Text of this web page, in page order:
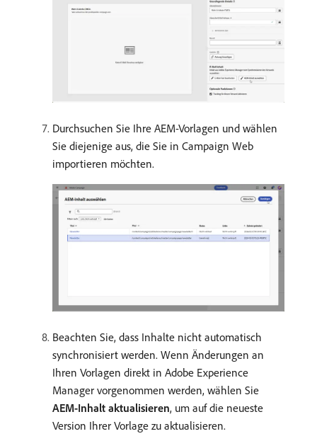
Durchsuchen Sie Ihre AEM-Vorlagen und wählen
Sie diejenige aus, die Sie in Campaign Web
importieren möchten.
Beachten Sie, dass Inhalte nicht automatisch
synchronisiert werden. Wenn Änderungen an
Ihren Vorlagen direkt in Adobe Experience
Manager vorgenommen werden, wählen Sie
AEM-Inhalt aktualisieren, um auf die neueste
Version Ihrer Vorlage zu aktualisieren.